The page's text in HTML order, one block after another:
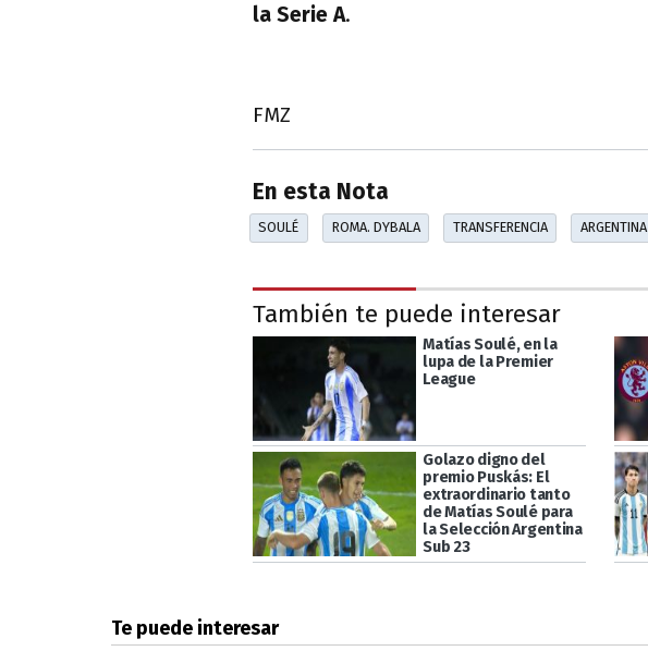
la Serie A.
FMZ
En esta Nota
SOULÉ ROMA. DYBALA TRANSFERENCIA ARGENTINA
También te puede interesar
Matías Soulé, en la
lupa de la Premier
League
Golazo digno del
premio Puskás: El
extraordinario tanto
de Matías Soulé para
la Selección Argentina
Sub 23